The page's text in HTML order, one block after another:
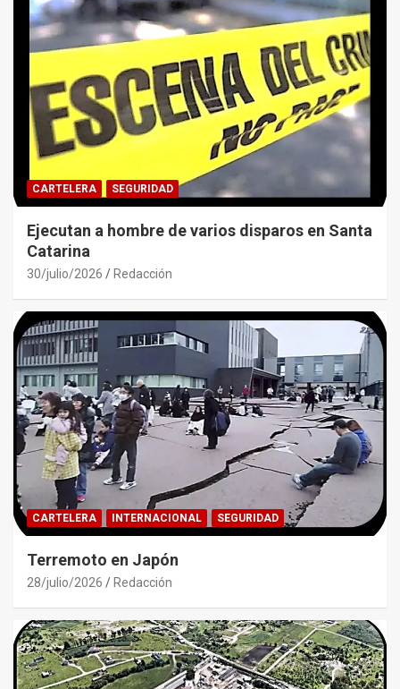
CARTELERA SEGURIDAD
Ejecutan a hombre de varios disparos en Santa
Catarina
30/julio/2026 Redacción
CARTELERA INTERNACIONAL SEGURIDAD
Terremoto en Japón
28/julio/2026 Redacción